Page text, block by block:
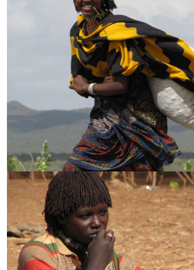
Fotók Kelet Afrika
[:en]My Tour offers[:hu]Utazz velem
Etiópia fotó ortodox
utazás utazás ajánlat